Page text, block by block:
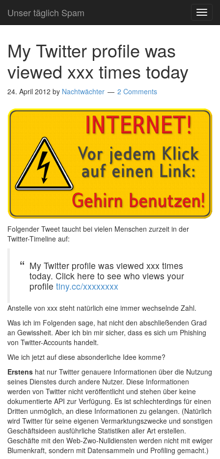
Unser täglich Spam
My Twitter profile was
viewed xxx times today
24. April 2012 by Nachtwächter 2 Comments
Folgender Tweet taucht bei vielen Menschen zurzeit in der
Twitter-Timeline auf:
My Twitter profile was viewed xxx times
today. Click here to see who views your
profile tiny.cc/xxxxxxxx
Anstelle von xxx steht natürlich eine immer wechselnde Zahl.
Was ich im Folgenden sage, hat nicht den abschließenden Grad
an Gewissheit. Aber ich bin mir sicher, dass es sich um Phishing
von Twitter-Accounts handelt.
Wie ich jetzt auf diese absonderliche Idee komme?
Erstens hat nur Twitter genauere Informationen über die Nutzung
seines Dienstes durch andere Nutzer. Diese Informationen
werden von Twitter nicht veröffentlicht und stehen über keine
dokumentierte API zur Verfügung. Es ist schlechterdings für einen
Dritten unmöglich, an diese Informationen zu gelangen. (Natürlich
wird Twitter für seine eigenen Vermarktungszwecke und sonstigen
Geschäftsideen ausführliche Statistiken aller Art erstellen.
Geschäfte mit den Web-Zwo-Nulldiensten werden nicht mit ewiger
Blumenkraft, sondern mit Datensammeln und Profiling gemacht.)